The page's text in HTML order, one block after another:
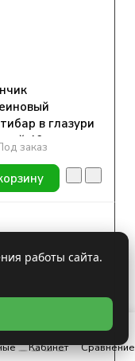
в глазури
40гр
заказ
Кабинет Сравнение
работы сайта.